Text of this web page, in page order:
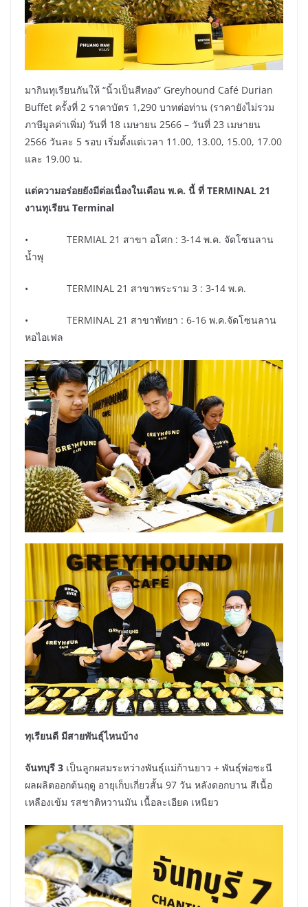
มากินทุเรียนกันให้ “นิ้วเป็นสีทอง” Greyhound Café Durian
Buffet ครั้งที่ 2 ราคาบัตร 1,290 บาทต่อท่าน (ราคายังไม่รวม
ภาษีมูลค่าเพิ่ม) วันที่ 18 เมษายน 2566 – วันที่ 23 เมษายน
2566 วันละ 5 รอบ เริ่มตั้งแต่เวลา 11.00, 13.00, 15.00, 17.00
และ 19.00 น.
แต่ความอร่อยยังมีต่อเนื่องในเดือน พ.ค. นี้ ที่ TERMINAL 21
งานทุเรียน Terminal
• TERMIAL 21 สาขา อโศก : 3-14 พ.ค. จัดโซนลาน
น้ำพุ
• TERMINAL 21 สาขาพระราม 3 : 3-14 พ.ค.
• TERMINAL 21 สาขาพัทยา : 6-16 พ.ค.จัดโซนลาน
หอไอเฟล
ทุเรียนดี มีสายพันธุ์ไหนบ้าง
จันทบุรี 3 เป็นลูกผสมระหว่างพันธุ์แม่ก้านยาว + พันธุ์พ่อชะนี
ผลผลิตออกต้นฤดู อายุเก็บเกี่ยวสั้น 97 วัน หลังดอกบาน สีเนื้อ
เหลืองเข้ม รสชาติหวานมัน เนื้อละเอียด เหนียว